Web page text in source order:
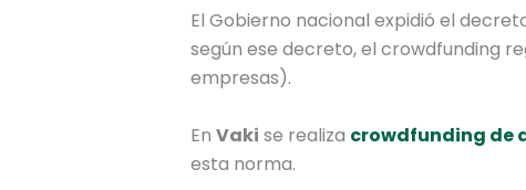
El Gobierno nacional expidió el
según ese decreto, el crowdfunding
empresas).
En Vaki se realiza crowdfunding de
esta norma.